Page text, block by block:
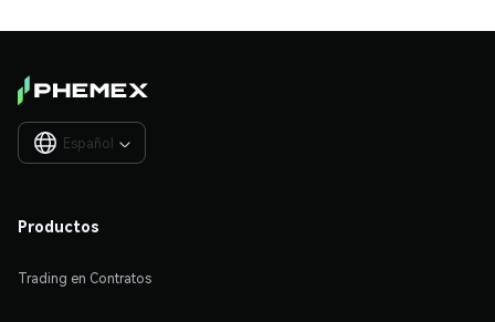
Español 
Productos
Trading en Contratos